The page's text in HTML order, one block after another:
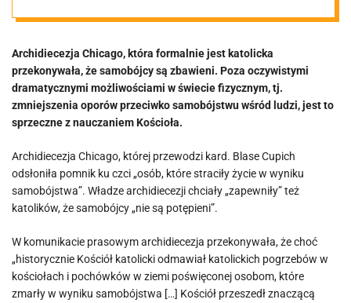
samobójcy idą
do nieba
Archidiecezja Chicago, która formalnie jest katolicka
przekonywała, że samobójcy są zbawieni. Poza oczywistymi
dramatycznymi możliwościami w świecie fizycznym, tj.
zmniejszenia oporów przeciwko samobójstwu wśród ludzi, jest to
sprzeczne z nauczaniem Kościoła.
Archidiecezja Chicago, której przewodzi kard. Blase Cupich
odsłoniła pomnik ku czci „osób, które straciły życie w wyniku
samobójstwa”. Władze archidiecezji chciały „zapewniły” też
katolików, że samobójcy „nie są potępieni”.
W komunikacie prasowym archidiecezja przekonywała, że choć
„historycznie Kościół katolicki odmawiał katolickich pogrzebów w
kościołach i pochówków w ziemi poświęconej osobom, które
zmarły w wyniku samobójstwa […] Kościół przeszedł znaczącą